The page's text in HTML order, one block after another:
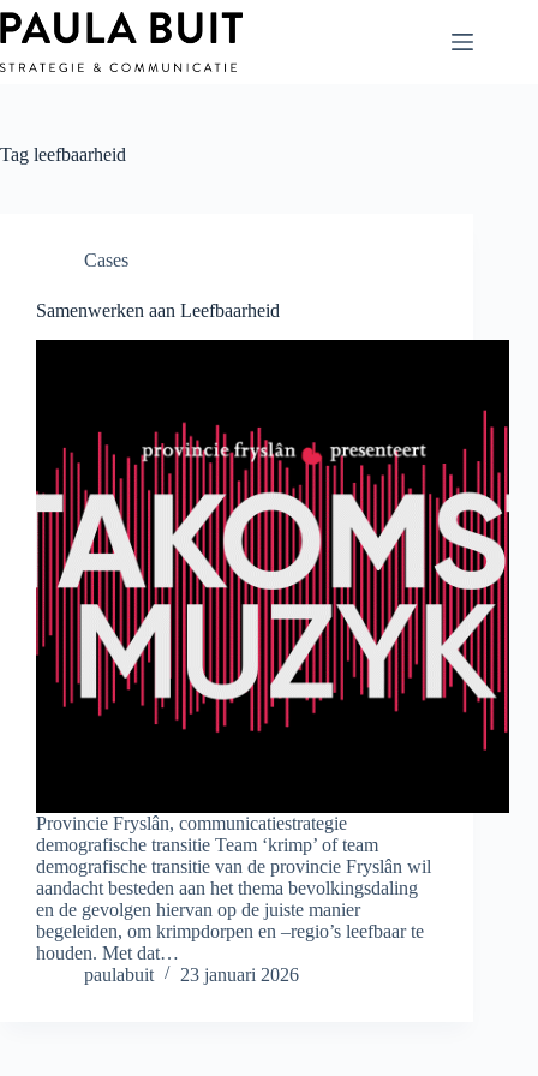
Ga
naar
inhoud
Tag leefbaarheid
Cases
Samenwerken aan Leefbaarheid
Provincie Fryslân, communicatiestrategie
demografische transitie Team ‘krimp’ of team
demografische transitie van de provincie Fryslân wil
aandacht besteden aan het thema bevolkingsdaling
en de gevolgen hiervan op de juiste manier
begeleiden, om krimpdorpen en –regio’s leefbaar te
houden. Met dat…
paulabuit
23 januari 2026